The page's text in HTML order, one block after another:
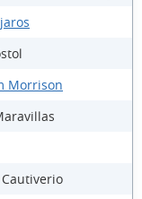
Morrison